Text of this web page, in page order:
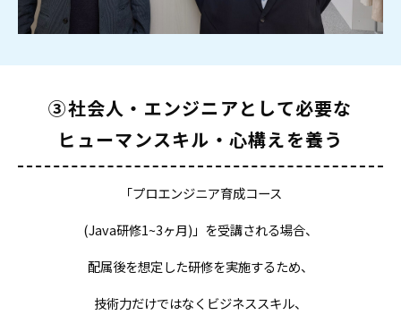
③社会人・エンジニアとして必要な
ヒューマンスキル・心構えを養う
「プロエンジニア育成コース
(Java研修1~3ヶ月)」を受講される場合、
配属後を想定した研修を実施するため、
技術力だけではなくビジネススキル、